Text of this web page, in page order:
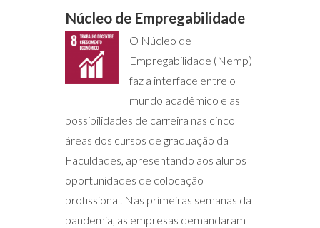
Núcleo de Empregabilidade
O Núcleo de
Empregabilidade (Nemp)
faz a interface entre o
mundo acadêmico e as
possibilidades de carreira nas cinco
áreas dos cursos de graduação da
Faculdades, apresentando aos alunos
oportunidades de colocação
profissional. Nas primeiras semanas da
pandemia, as empresas demandaram